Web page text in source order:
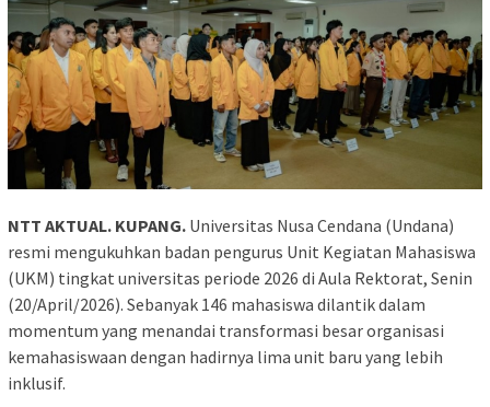
NTT AKTUAL. KUPANG. Universitas Nusa Cendana (Undana)
resmi mengukuhkan badan pengurus Unit Kegiatan Mahasiswa
(UKM) tingkat universitas periode 2026 di Aula Rektorat, Senin
(20/April/2026). Sebanyak 146 mahasiswa dilantik dalam
momentum yang menandai transformasi besar organisasi
kemahasiswaan dengan hadirnya lima unit baru yang lebih
inklusif.